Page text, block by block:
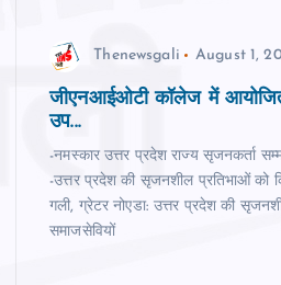
Thenewsgali August 1,
जीएनआईओटी कॉलेज में
उप...
-नमस्कार उत्तर प्रदेश राज्य सृजनकर्ता
-उत्तर प्रदेश की सृजनशील प्रतिभाओं को
गली, ग्रेटर नोएडा: उत्तर प्रदेश की
समाजसेवियों